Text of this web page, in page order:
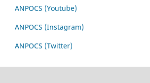
ANPOCS (Youtube)
ANPOCS (Instagram)
ANPOCS (Twitter)